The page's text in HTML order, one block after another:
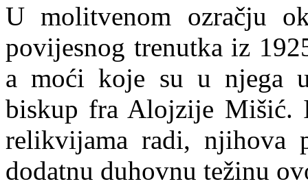
U molitvenom ozračju
povijesnog trenutka iz
a moći koje su u njega
biskup fra Alojzije Mišić.
relikvijama radi, njihova
dodatnu duhovnu težinu